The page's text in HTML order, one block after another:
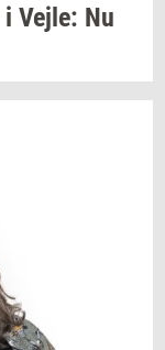
i Vejle: Nu